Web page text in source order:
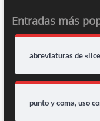
Entradas más
abreviaturas de
punto y coma, uso